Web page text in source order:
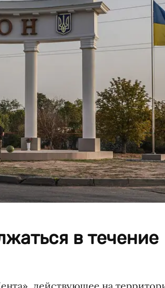
в течение